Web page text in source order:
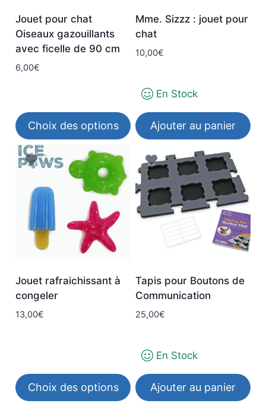
être
choisies
sur
la
produit
Jouet pour chat
Oiseaux gazouillants
avec ficelle de 90 cm
6,00€
Choix des options
Ce
produit
plusieurs
variations.
Les
options
être
choisies
produit
Mme. Sizzz : jouet pour
chat
10,00€
En Stock
Ajouter au panier
Jouet rafraichissant à
congeler
13,00€
Choix des options
Tapis pour Boutons de
Communication
25,00€
En Stock
Ajouter au panier